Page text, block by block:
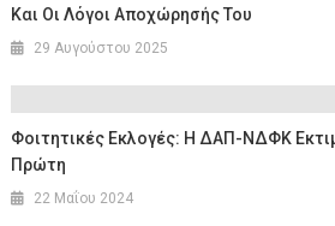
Και Οι Λόγοι Αποχώρησής Του
29 Αυγούστου 2025
Φοιτητικές Εκλογές: Η ΔΑΠ-ΝΔΦΚ
Πρώτη
22 Μαΐου 2024